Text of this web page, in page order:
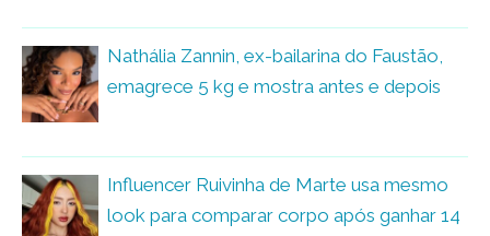
Nathália Zannin, ex-bailarina do Faustão,
emagrece 5 kg e mostra antes e depois
Influencer Ruivinha de Marte usa mesmo
look para comparar corpo após ganhar 14